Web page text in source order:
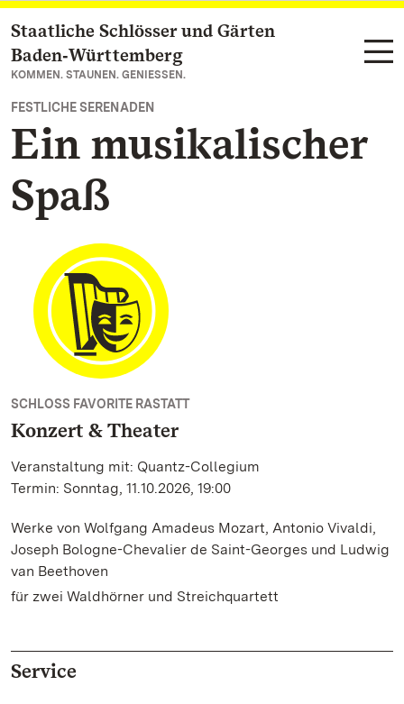
Zum Hauptinhalt springen
Staatliche Schlösser und Gärten
Baden‑Württemberg
KOMMEN. STAUNEN. GENIESSEN.
FESTLICHE SERENADEN
Ein musikalischer
Spaß
SCHLOSS FAVORITE RASTATT
Konzert & Theater
Veranstaltung mit: Quantz-Collegium
Termin: Sonntag, 11.10.2026, 19:00
Werke von Wolfgang Amadeus Mozart, Antonio Vivaldi,
Joseph Bologne-Chevalier de Saint-Georges und Ludwig
van Beethoven
für zwei Waldhörner und Streichquartett
Service